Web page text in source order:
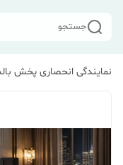
جستجو
نمایندگی انحصاری پخش